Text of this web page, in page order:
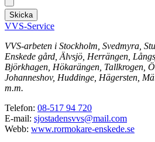
Skicka
VVS-Service
VVS-arbeten i Stockholm, Svedmyra,
Enskede gård, Älvsjö, Herrängen,
Björkhagen, Hökarängen, Tallkrogen,
Johanneshov, Huddinge, Hägersten,
m.m.
Telefon: 08-517 94 720
E-mail: sjostadensvvs@mail.com
Webb: www.rormokare-enskede.se